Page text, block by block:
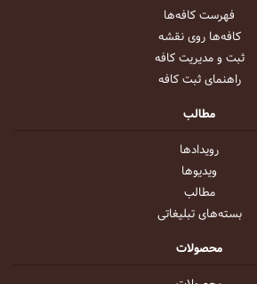
فهرست کافه‌ها
کافه‌ها روی نقشه
ثبت و مدیریت کافه
راهنمای ثبت کافه
مطالب
رویداد‌ها
ویدیو‌ها
مطالب
بسته‌های تبلیغاتی
محصولات